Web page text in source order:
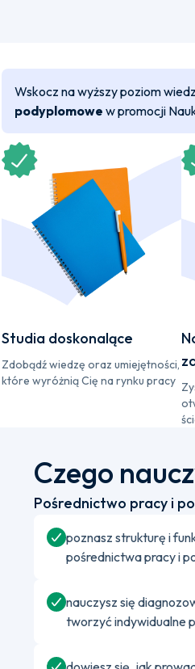
Wskocz na wyższy poziom
podyplomowe w promocji
Studia doskonalące
Zdobądź wiedzę oraz umiejętności,
które wyróżnią Cię na rynku pracy
Czego
Pośrednictwo pracy i
poznasz strukturę i
pośrednictwa pracy i
nauczysz się
tworzyć indywidualne